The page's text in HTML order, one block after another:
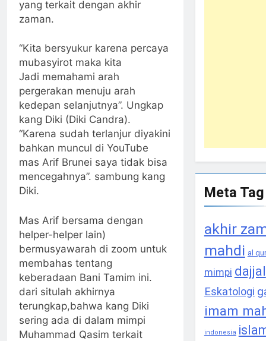
yang terkait dengan akhir
zaman.
“Kita bersyukur karena percaya
mubasyirot maka kita
Jadi memahami arah
pergerakan menuju arah
kedepan selanjutnya”. Ungkap
kang Diki (Diki Candra).
“Karena sudah terlanjur diyakini
bahkan muncul di YouTube
mas Arif Brunei saya tidak bisa
mencegahnya”. sambung kang
Diki.
Mas Arif bersama dengan
helper-helper lain)
bermusyawarah di zoom untuk
membahas tentang
keberadaan Bani Tamim ini.
dari situlah akhirnya
terungkap,bahwa kang Diki
sering ada di dalam mimpi
Muhammad Qasim terkait
Meta Tag
akhir
mahdi al
mimpi dajjal
Eskatologi
imam
indonesia